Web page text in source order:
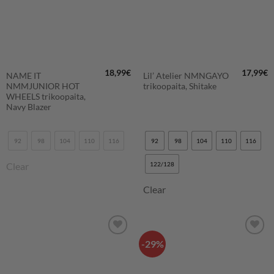
NAME IT
NMMJUNIOR HOT
WHEELS trikoopaita,
Navy Blazer
18,99€
92 98 104 110 116
Clear
Lil’ Atelier NMNGAYO
trikoopaita, Shitake
17,99€
92 98 104 110 116
122/128
Clear
-29%